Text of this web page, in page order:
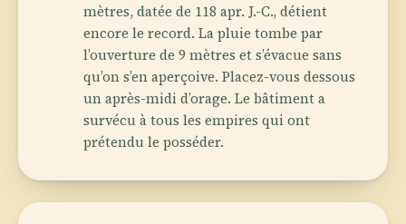
mètres, datée de 118 apr. J.-C., détient
encore le record. La pluie tombe par
l’ouverture de 9 mètres et s’évacue sans
qu’on s’en aperçoive. Placez-vous dessous
un après-midi d’orage. Le bâtiment a
survécu à tous les empires qui ont
prétendu le posséder.